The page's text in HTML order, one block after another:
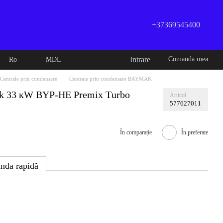
+37369545400
Ro MDL Intrare Comanda mea
Centrale prin condensare Centrale prin condensare BAYMAK
33 кW BYP-HE Premix Тurbo Articol
577627011
În comparație În preferate
rapidă